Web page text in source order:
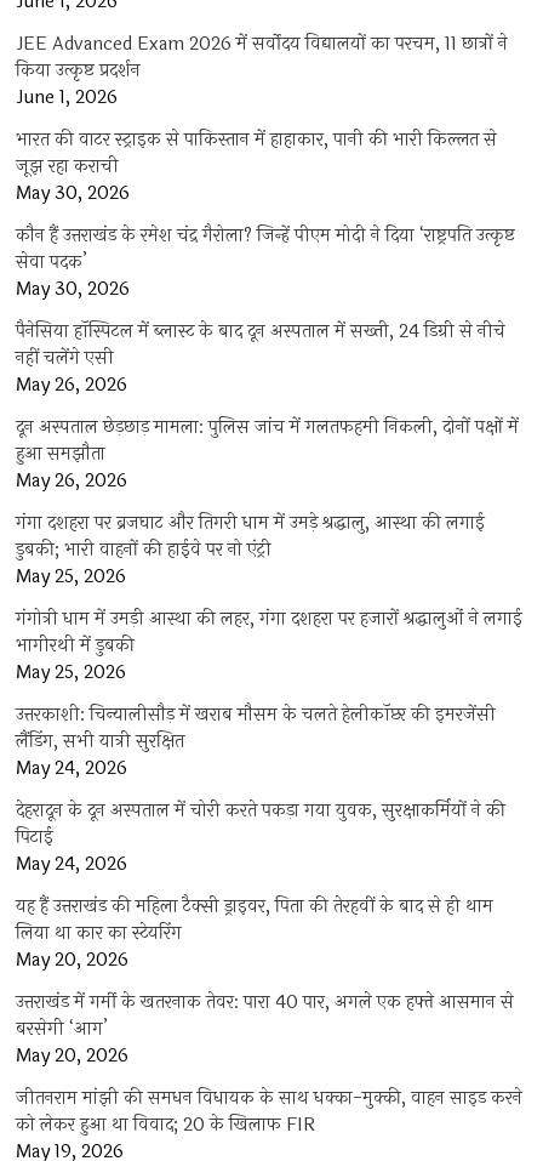
JEE Advanced Exam 2026 में सर्वोदय विद्यालयों का परचम, 11 छात्रों ने
किया उत्कृष्ट प्रदर्शन
June 1, 2026
भारत की वाटर स्ट्राइक से पाकिस्तान में हाहाकार, पानी की भारी किल्लत से
जूझ रहा कराची
May 30, 2026
कौन हैं उत्तराखंड के रमेश चंद्र गैरोला? जिन्हें पीएम मोदी ने दिया ‘राष्ट्रपति उत्कृष्ट
सेवा पदक’
May 30, 2026
पैनेसिया हॉस्पिटल में ब्लास्ट के बाद दून अस्पताल में सख्ती, 24 डिग्री से नीचे
नहीं चलेंगे एसी
May 26, 2026
दून अस्पताल छेड़छाड़ मामला: पुलिस जांच में गलतफहमी निकली, दोनों पक्षों में
हुआ समझौता
May 26, 2026
गंगा दशहरा पर ब्रजघाट और तिगरी धाम में उमड़े श्रद्धालु, आस्था की लगाई
डुबकी; भारी वाहनों की हाईवे पर नो एंट्री
May 25, 2026
गंगोत्री धाम में उमड़ी आस्था की लहर, गंगा दशहरा पर हजारों श्रद्धालुओं ने लगाई
भागीरथी में डुबकी
May 25, 2026
उत्तरकाशी: चिन्यालीसौड़ में खराब मौसम के चलते हेलीकॉप्टर की इमरजेंसी
लैंडिंग, सभी यात्री सुरक्षित
May 24, 2026
देहरादून के दून अस्पताल में चोरी करते पकड़ा गया युवक, सुरक्षाकर्मियों ने की
पिटाई
May 24, 2026
यह हैं उत्तराखंड की महिला टैक्सी ड्राइवर, पिता की तेरहवीं के बाद से ही थाम
लिया था कार का स्टेयरिंग
May 20, 2026
उत्तराखंड में गर्मी के खतरनाक तेवर: पारा 40 पार, अगले एक हफ्ते आसमान से
बरसेगी ‘आग’
May 20, 2026
जीतनराम मांझी की समधन विधायक के साथ धक्का-मुक्की, वाहन साइड करने
को लेकर हुआ था विवाद; 20 के खिलाफ FIR
May 19, 2026